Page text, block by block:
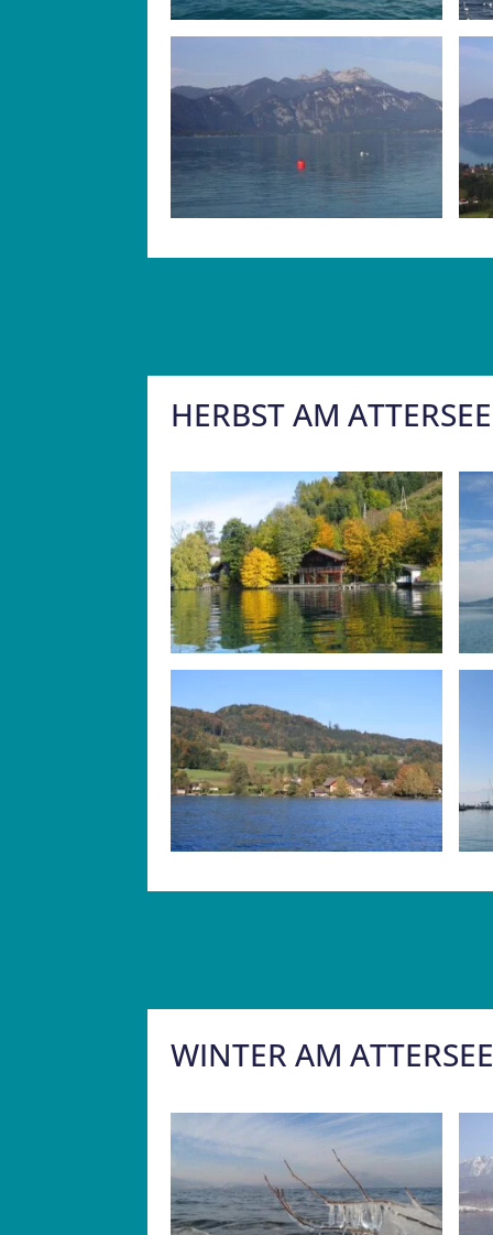
HERBST AM ATTERSEE
WINTER AM